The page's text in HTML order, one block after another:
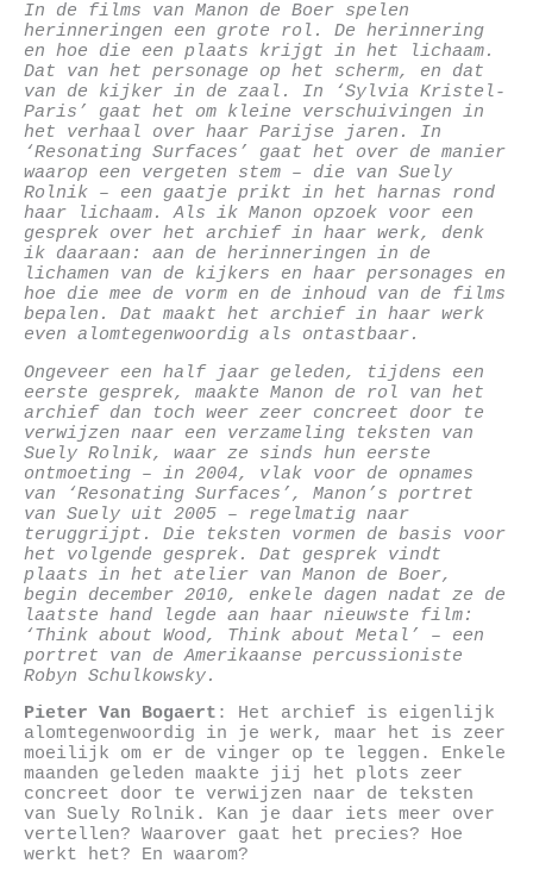
In de films van Manon de Boer spelen
herinneringen een grote rol. De herinnering
en hoe die een plaats krijgt in het lichaam.
Dat van het personage op het scherm, en dat
van de kijker in de zaal. In ‘Sylvia Kristel-
Paris’ gaat het om kleine verschuivingen in
het verhaal over haar Parijse jaren. In
‘Resonating Surfaces’ gaat het over de manier
waarop een vergeten stem – die van Suely
Rolnik – een gaatje prikt in het harnas rond
haar lichaam. Als ik Manon opzoek voor een
gesprek over het archief in haar werk, denk
ik daaraan: aan de herinneringen in de
lichamen van de kijkers en haar personages en
hoe die mee de vorm en de inhoud van de films
bepalen. Dat maakt het archief in haar werk
even alomtegenwoordig als ontastbaar.
Ongeveer een half jaar geleden, tijdens een
eerste gesprek, maakte Manon de rol van het
archief dan toch weer zeer concreet door te
verwijzen naar een verzameling teksten van
Suely Rolnik, waar ze sinds hun eerste
ontmoeting – in 2004, vlak voor de opnames
van ‘Resonating Surfaces’, Manon’s portret
van Suely uit 2005 – regelmatig naar
teruggrijpt. Die teksten vormen de basis voor
het volgende gesprek. Dat gesprek vindt
plaats in het atelier van Manon de Boer,
begin december 2010, enkele dagen nadat ze de
laatste hand legde aan haar nieuwste film:
‘Think about Wood, Think about Metal’ – een
portret van de Amerikaanse percussioniste
Robyn Schulkowsky.
Pieter Van Bogaert : Het archief is eigenlijk
alomtegenwoordig in je werk, maar het is zeer
moeilijk om er de vinger op te leggen. Enkele
maanden geleden maakte jij het plots zeer
concreet door te verwijzen naar de teksten
van Suely Rolnik. Kan je daar iets meer over
vertellen? Waarover gaat het precies? Hoe
werkt het? En waarom?